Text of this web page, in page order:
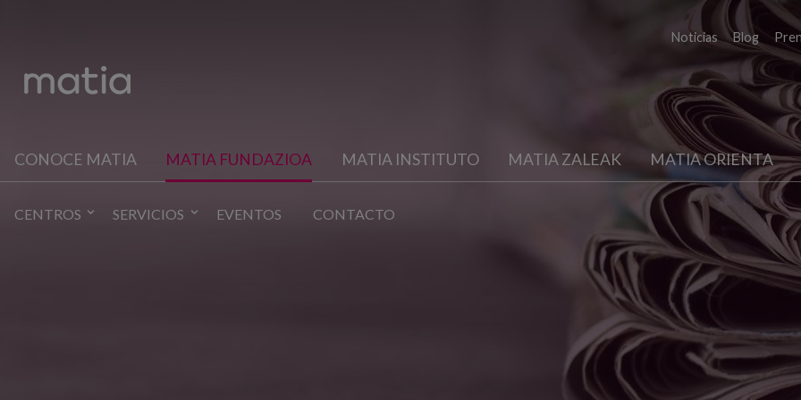
Noticias Blog
CONOCE MATIA MATIA FUNDAZIOA MATIA INSTITUTO MATIA ZALEAK MATIA ORIENTA
CENTROS SERVICIOS EVENTOS CONTACTO